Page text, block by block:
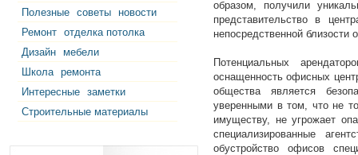
Полезные советы
новости
Ремонт отделка потолка
Дизайн
мебели
Школа ремонта
Интересные заметки
Строительные материалы
образом, получили
представительство в
непосредственной близости
Потенциальных
оснащенность офисных
общества является
уверенными в том, что не
имуществу, не угрожает
специализированные
обустройство офисов